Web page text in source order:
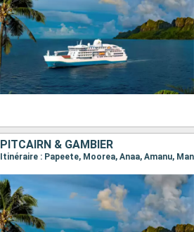
PITCAIRN & GAMBIER
Itinéraire : Papeete, Moorea, Anaa, Amanu,